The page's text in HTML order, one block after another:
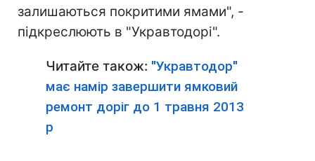
залишаються покритими ямами", -
підкреслюють в "Укравтодорі".
Читайте також: "Укравтодор"
має намір завершити ямковий
ремонт доріг до 1 травня 2013
р